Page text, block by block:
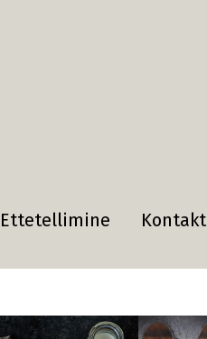
Ettetellimine Kontakt